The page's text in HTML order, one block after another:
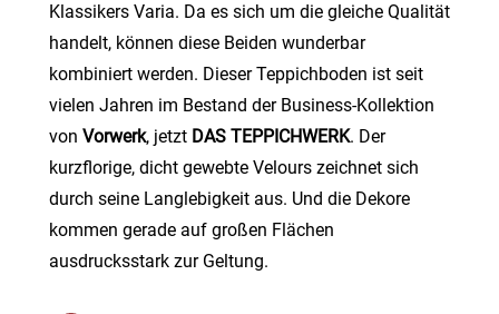
Klassikers Varia. Da es sich um die gleiche Qualität
handelt, können diese Beiden wunderbar
kombiniert werden. Dieser Teppichboden ist seit
vielen Jahren im Bestand der Business-Kollektion
von Vorwerk, jetzt DAS TEPPICHWERK. Der
kurzflorige, dicht gewebte Velours zeichnet sich
durch seine Langlebigkeit aus. Und die Dekore
kommen gerade auf großen Flächen
ausdrucksstark zur Geltung.